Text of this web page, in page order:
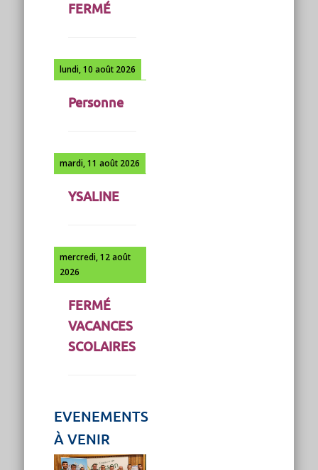
FERMÉ
lundi, 10 août 2026
Personne
mardi, 11 août 2026
YSALINE
mercredi, 12 août
2026
FERMÉ
VACANCES
SCOLAIRES
EVENEMENTS
À VENIR